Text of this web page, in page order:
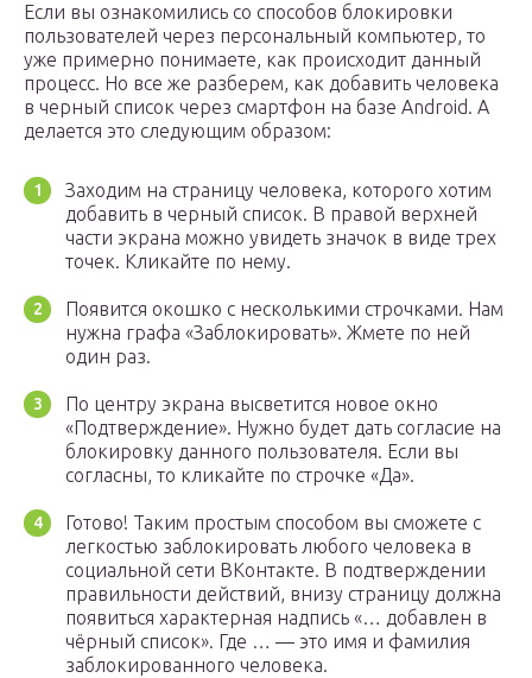
Если вы ознакомились со способов блокировки
пользователей через персональный компьютер, то
уже примерно понимаете, как происходит данный
процесс. Но все же разберем, как добавить человека
в черный список через смартфон на базе Android. А
делается это следующим образом:
Заходим на страницу человека, которого хотим
добавить в черный список. В правой верхней
части экрана можно увидеть значок в виде трех
точек. Кликайте по нему.
Появится окошко с несколькими строчками. Нам
нужна графа «Заблокировать». Жмете по ней
один раз.
По центру экрана высветится новое окно
«Подтверждение». Нужно будет дать согласие на
блокировку данного пользователя. Если вы
согласны, то кликайте по строчке «Да».
Готово! Таким простым способом вы сможете с
легкостью заблокировать любого человека в
социальной сети ВКонтакте. В подтверждении
правильности действий, внизу страницу должна
появиться характерная надпись «… добавлен в
чёрный список». Где … — это имя и фамилия
заблокированного человека.